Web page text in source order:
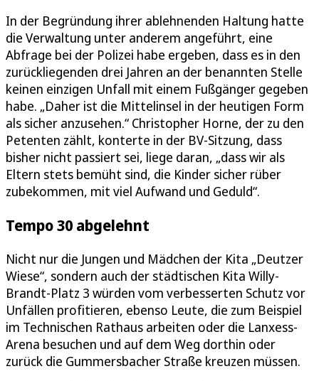
In der Begründung ihrer ablehnenden Haltung hatte
die Verwaltung unter anderem angeführt, eine
Abfrage bei der Polizei habe ergeben, dass es in den
zurückliegenden drei Jahren an der benannten Stelle
keinen einzigen Unfall mit einem Fußgänger gegeben
habe. „Daher ist die Mittelinsel in der heutigen Form
als sicher anzusehen.“ Christopher Horne, der zu den
Petenten zählt, konterte in der BV-Sitzung, dass
bisher nicht passiert sei, liege daran, „dass wir als
Eltern stets bemüht sind, die Kinder sicher rüber
zubekommen, mit viel Aufwand und Geduld“.
Tempo 30 abgelehnt
Nicht nur die Jungen und Mädchen der Kita „Deutzer
Wiese“, sondern auch der städtischen Kita Willy-
Brandt-Platz 3 würden vom verbesserten Schutz vor
Unfällen profitieren, ebenso Leute, die zum Beispiel
im Technischen Rathaus arbeiten oder die Lanxess-
Arena besuchen und auf dem Weg dorthin oder
zurück die Gummersbacher Straße kreuzen müssen.